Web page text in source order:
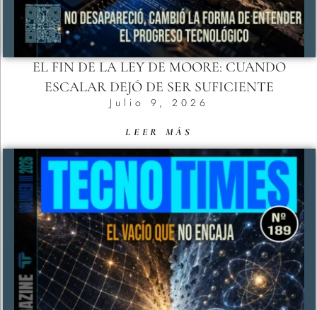
EL FIN DE LA LEY DE MOORE: CUANDO
ESCALAR DEJÓ DE SER SUFICIENTE
Julio 9, 2026
LEER MÁS